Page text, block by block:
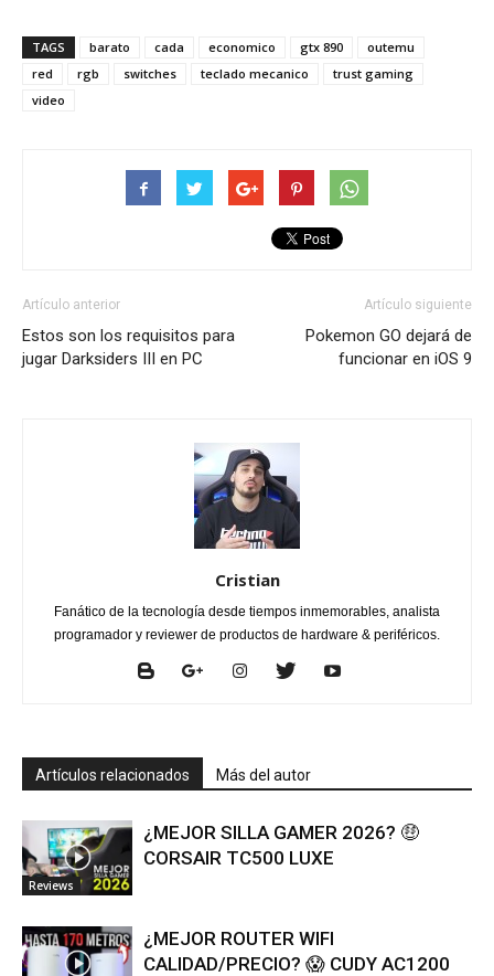
TAGS barato cada economico gtx 890
outemu
red
rgb switches teclado mecanico
trust gaming
video
Artículo anterior
Estos son los requisitos para
jugar Darksiders III en PC
Artículo siguiente
Pokemon GO dejará de
funcionar en iOS 9
Cristian
Fanático de la tecnología desde tiempos inmemorables, analista
programador y reviewer de productos de hardware & periféricos.
Artículos relacionados Más del autor
Reviews
¿MEJOR SILLA GAMER 2026? 🤑
CORSAIR TC500 LUXE
¿MEJOR ROUTER WIFI
CALIDAD/PRECIO? 😱 CUDY AC1200